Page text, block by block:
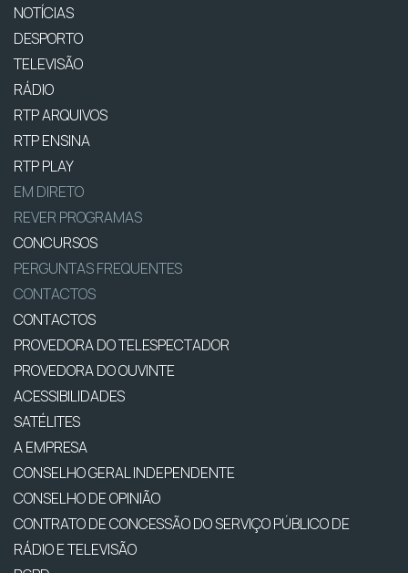
NOTÍCIAS
DESPORTO
TELEVISÃO
RÁDIO
RTP ARQUIVOS
RTP ENSINA
RTP PLAY
EM DIRETO
REVER PROGRAMAS
CONCURSOS
PERGUNTAS FREQUENTES
CONTACTOS
CONTACTOS
PROVEDORA DO TELESPECTADOR
PROVEDORA DO OUVINTE
ACESSIBILIDADES
SATÉLITES
A EMPRESA
CONSELHO GERAL INDEPENDENTE
CONSELHO DE OPINIÃO
CONTRATO DE CONCESSÃO DO SERVIÇO PÚBLICO DE
RÁDIO E TELEVISÃO